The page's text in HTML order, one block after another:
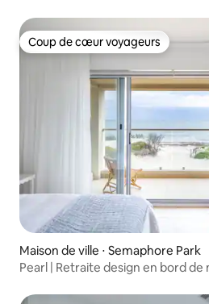
Coup de cœur voyageurs
Coup de cœur voyageurs
Maison de ville ⋅ Semaphore Park
Pearl | Retraite design en bord de